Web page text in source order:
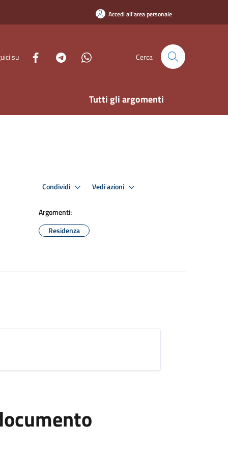
Accedi all'area personale
su Cerca
Tutti gli argomenti
Condividi Vedi azioni
Argomenti:
Residenza